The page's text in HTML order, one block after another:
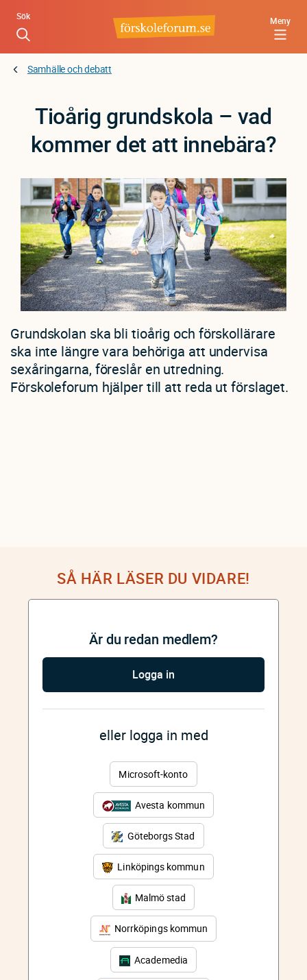
Hoppa
huvudinnehåll
Meny
Sök
Samhälle och debatt
Tioårig grundskola – vad
kommer det att innebära?
Grundskolan ska bli tioårig och förskollärare
ska inte längre vara behöriga att undervisa
sexåringarna, föreslår en utredning.
Förskoleforum hjälper till att reda ut förslaget.
SÅ HÄR LÄSER DU VIDARE!
Är du redan medlem?
Logga in
eller logga in med
Microsoft-konto
Avesta kommun
Göteborgs Stad
Linköpings kommun
Malmö stad
Norrköpings kommun
Academedia